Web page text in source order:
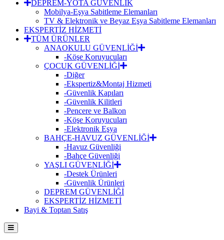
DEPREM-YOTA GÜVENLİK
Mobilya-Eşya Sabitleme Elemanları
TV & Elektronik ve Beyaz Eşya Sabitleme Elemanları
EKSPERTİZ HİZMETİ
TÜM ÜRÜNLER
ANAOKULU GÜVENLİĞİ
-Köşe Koruyucuları
ÇOCUK GÜVENLİĞİ
-Diğer
-Ekspertiz&Montaj Hizmeti
-Güvenlik Kapıları
-Güvenlik Kilitleri
-Pencere ve Balkon
-Köşe Koruyucuları
-Elektronik Eşya
BAHÇE-HAVUZ GÜVENLİĞİ
-Havuz Güvenliği
-Bahçe Güvenliği
YAŞLI GÜVENLİĞİ
-Destek Ürünleri
-Güvenlik Ürünleri
DEPREM GÜVENLİĞİ
EKSPERTİZ HİZMETİ
Bayi & Toptan Satış